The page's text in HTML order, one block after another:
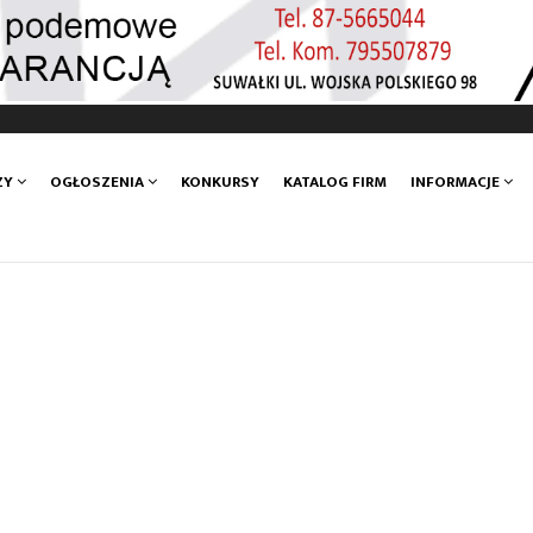
OGŁOSZENIA KONKURSY KATALOG FIRM INFORMACJE